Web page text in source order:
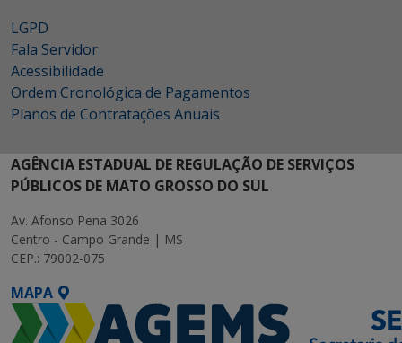
LGPD
Fala Servidor
Acessibilidade
Ordem Cronológica de Pagamentos
Planos de Contratações Anuais
AGÊNCIA ESTADUAL DE REGULAÇÃO DE SERVIÇOS
PÚBLICOS DE MATO GROSSO DO SUL
Av. Afonso Pena 3026
Centro - Campo Grande | MS
CEP.: 79002-075
MAPA